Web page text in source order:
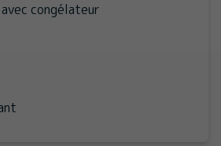
congélateur